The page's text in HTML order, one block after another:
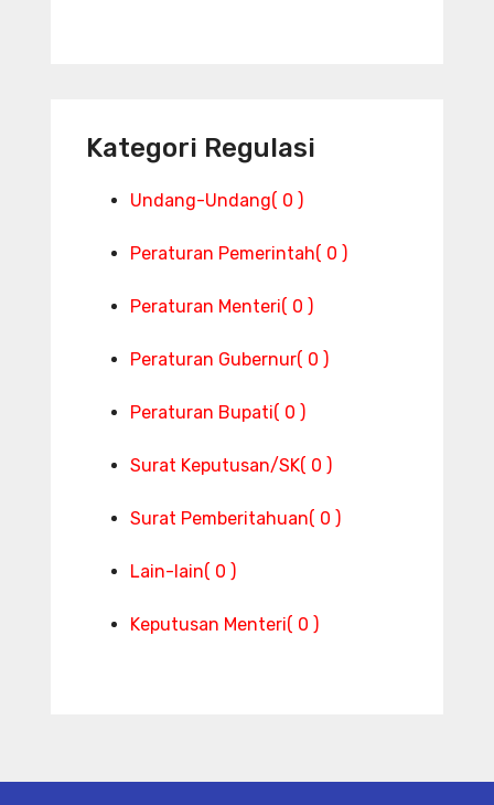
Kategori Regulasi
Undang-Undang( 0 )
Peraturan Pemerintah( 0 )
Peraturan Menteri( 0 )
Peraturan Gubernur( 0 )
Peraturan Bupati( 0 )
Surat Keputusan/SK( 0 )
Surat Pemberitahuan( 0 )
Lain-lain( 0 )
Keputusan Menteri( 0 )